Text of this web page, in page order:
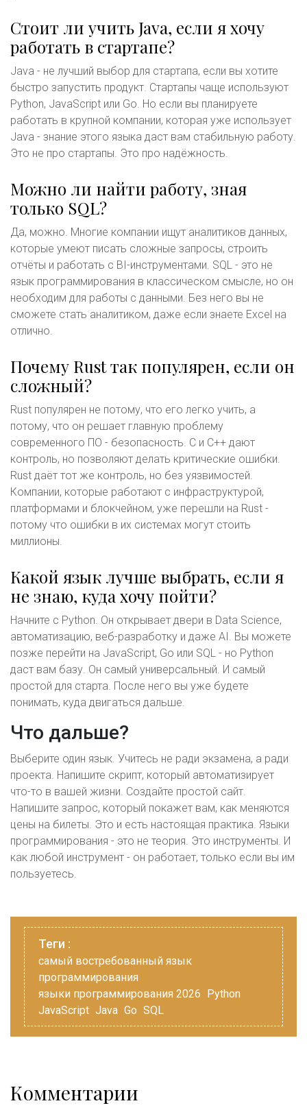
Стоит ли учить Java, если я хочу
работать в стартапе?
Java - не лучший выбор для стартапа, если вы хотите
быстро запустить продукт. Стартапы чаще используют
Python, JavaScript или Go. Но если вы планируете
работать в крупной компании, которая уже использует
Java - знание этого языка даст вам стабильную работу.
Это не про стартапы. Это про надёжность.
Можно ли найти работу, зная
только SQL?
Да, можно. Многие компании ищут аналитиков данных,
которые умеют писать сложные запросы, строить
отчёты и работать с BI-инструментами. SQL - это не
язык программирования в классическом смысле, но он
необходим для работы с данными. Без него вы не
сможете стать аналитиком, даже если знаете Excel на
отлично.
Почему Rust так популярен, если он
сложный?
Rust популярен не потому, что его легко учить, а
потому, что он решает главную проблему
современного ПО - безопасность. C и C++ дают
контроль, но позволяют делать критические ошибки.
Rust даёт тот же контроль, но без уязвимостей.
Компании, которые работают с инфраструктурой,
платформами и блокчейном, уже перешли на Rust -
потому что ошибки в их системах могут стоить
миллионы.
Какой язык лучше выбрать, если я
не знаю, куда хочу пойти?
Начните с Python. Он открывает двери в Data Science,
автоматизацию, веб-разработку и даже AI. Вы можете
позже перейти на JavaScript, Go или SQL - но Python
даст вам базу. Он самый универсальный. И самый
простой для старта. После него вы уже будете
понимать, куда двигаться дальше.
Что дальше?
Выберите один язык. Учитесь не ради экзамена, а ради
проекта. Напишите скрипт, который автоматизирует
что-то в вашей жизни. Создайте простой сайт.
Напишите запрос, который покажет вам, как меняются
цены на билеты. Это и есть настоящая практика. Языки
программирования - это не теория. Это инструменты. И
как любой инструмент - он работает, только если вы им
пользуетесь.
Теги :
самый востребованный язык
программирования
языки программирования 2026
Python
JavaScript Java Go SQL
Комментарии